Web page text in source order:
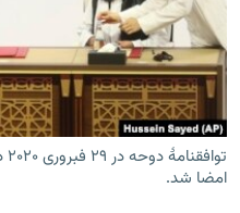
تماس
صفحه پشتو
Azadi English
به ما بپیوندید
امضا شد.